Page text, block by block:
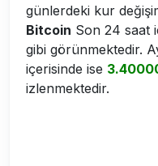
günlerdeki kur
Bitcoin Son 24 saat
gibi görünmektedir.
içerisinde ise
izlenmektedir.